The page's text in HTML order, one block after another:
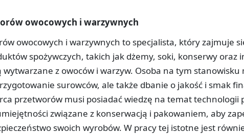
owocowych i warzywnych
owocowych i warzywnych to specjalista, który zajmuje
spożywczych, takich jak dżemy, soki, konserwy oraz
z owoców i warzyw. Osoba na tym stanowisku
surowców, ale także dbanie o jakość i smak
przetworów musi posiadać wiedzę na temat technologii
związane z konserwacją i pakowaniem, aby
swoich wyrobów. W pracy tej istotne jest